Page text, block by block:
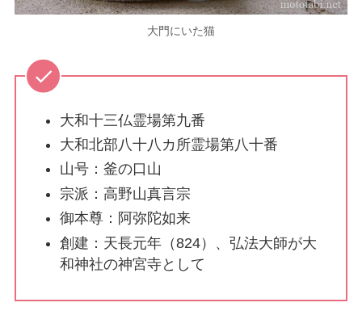
大門にいた猫
大和十三仏霊場第九番
大和北部八十八カ所霊場第八十番
山号：釜の口山
宗派：高野山真言宗
御本尊：阿弥陀如来
創建：天長元年（824）、弘法大師が大
和神社の神宮寺として